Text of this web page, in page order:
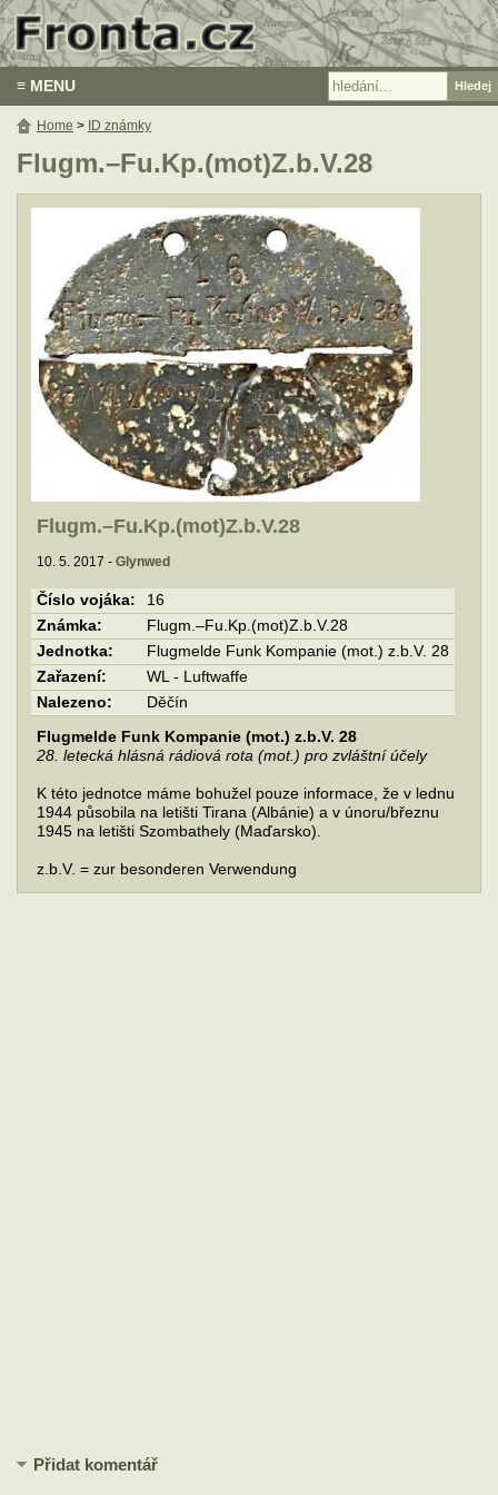
≡ MENU
Flugm.–Fu.Kp.(mot)Z.b.V.28
Flugm.–Fu.Kp.(mot)Z.b.V.28
10. 5. 2017 - Glynwed
Číslo vojáka:
16
Známka:
Flugm.–Fu.Kp.(mot)Z.b.V.28
Jednotka:
Flugmelde Funk Kompanie (mot.) z.b.V. 28
Zařazení:
WL - Luftwaffe
Nalezeno:
Děčín
Flugmelde Funk Kompanie (mot.) z.b.V. 28
28. letecká hlásná rádiová rota (mot.) pro zvláštní účely
K této jednotce máme bohužel pouze informace, že v lednu
1944 působila na letišti Tirana (Albánie) a v únoru/březnu
1945 na letišti Szombathely (Maďarsko).
z.b.V. = zur besonderen Verwendung
Home > ID známky
Přidat komentář